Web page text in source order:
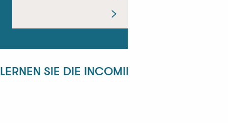
LERNEN SIE DIE INCOMING-ABTEILUNG